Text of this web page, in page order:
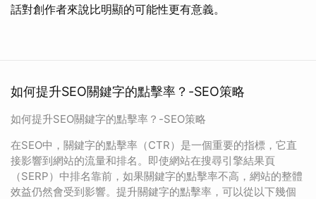
話對創作者來說比明顯的可能性更有意義。
如何提升SEO關鍵字的點擊率？-SEO策略
如何提升SEO關鍵字的點擊率？-SEO策略
在SEO中，關鍵字的點擊率（CTR）是一個重要的指標，它直
接影響到網站的流量和排名。即使網站在搜尋引擎結果頁
（SERP）中排名靠前，如果關鍵字的點擊率不高，網站的整體
效益仍然會受到影響。提升關鍵字的點擊率，可以從以下幾個